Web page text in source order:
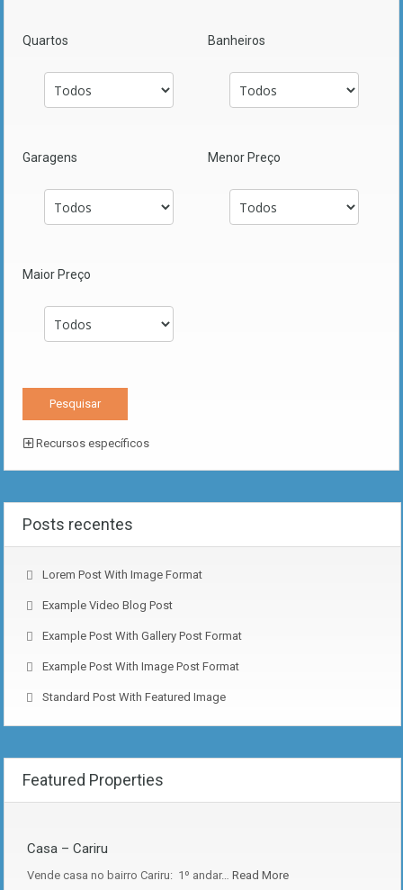
Quartos Banheiros
Garagens Menor Preço
Maior Preço
Recursos específicos
Posts recentes
Lorem Post With Image Format
Example Video Blog Post
Example Post With Gallery Post Format
Example Post With Image Post Format
Standard Post With Featured Image
Featured Properties
Casa – Cariru
Vende casa no bairro Cariru: 1º andar… Read More